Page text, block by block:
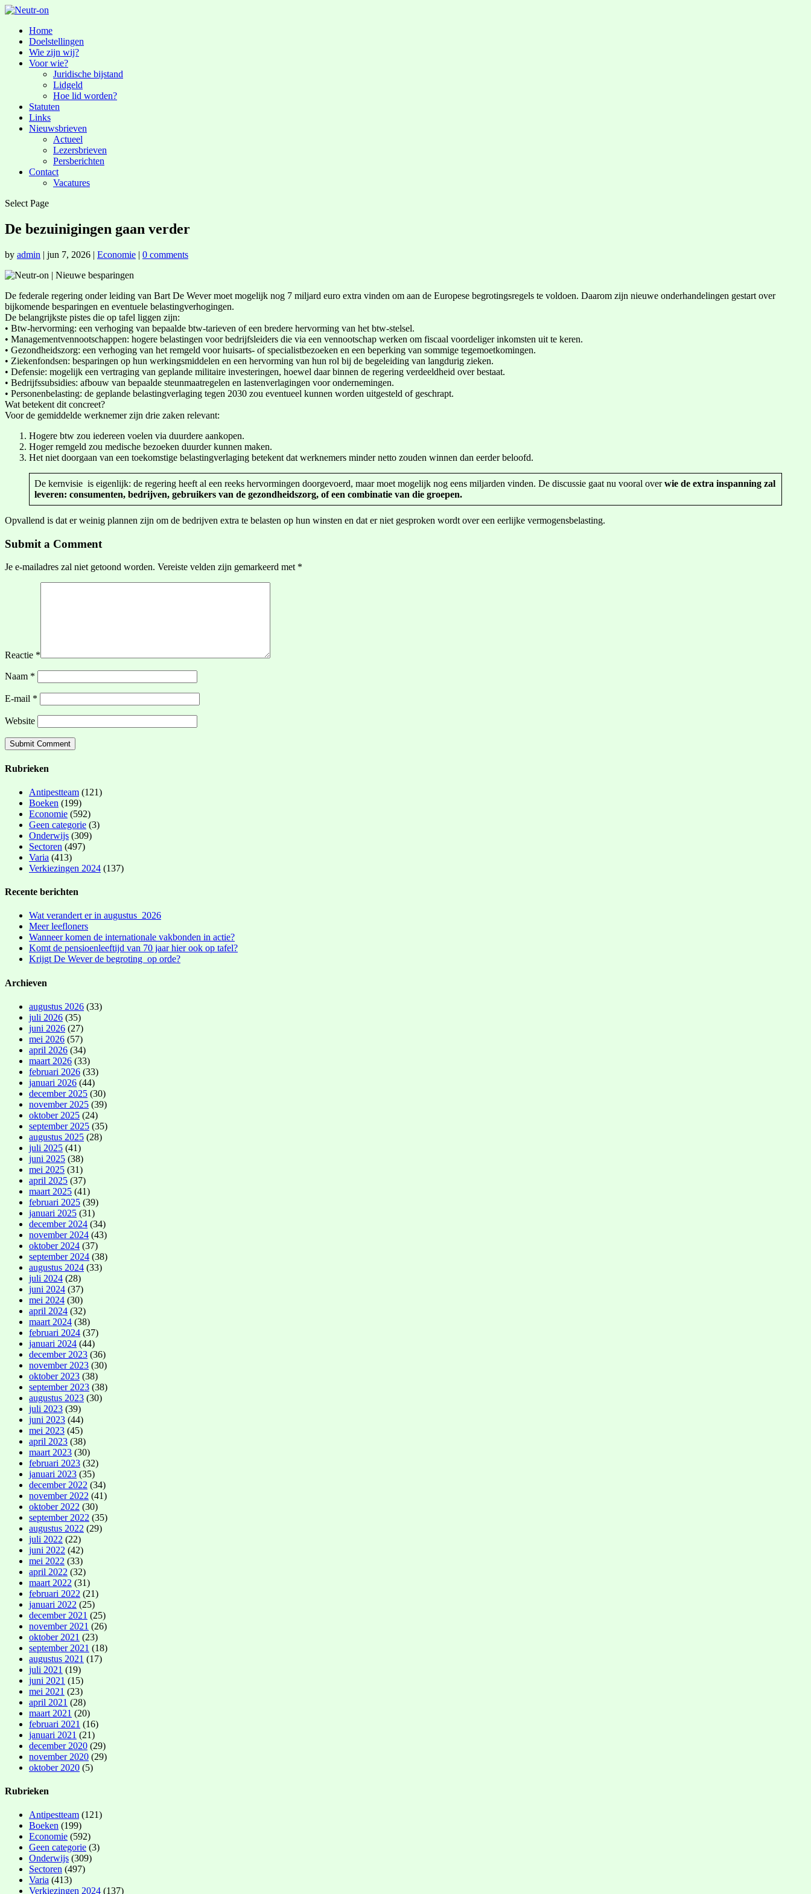
Home
Doelstellingen
Wie zijn wij?
Voor wie?
Juridische bijstand
Lidgeld
Hoe lid worden?
Statuten
Links
Nieuwsbrieven
Actueel
Lezersbrieven
Persberichten
Contact
Vacatures
Select Page
De bezuinigingen gaan verder
by admin | jun 7, 2026 | Economie | 0 comments
De federale regering onder leiding van Bart De Wever moet mogelijk nog 7 miljard euro extra vinden om aan de Europese begrotingsregels te voldoen. Daarom zijn nieuwe onderhandelingen gestart over
bijkomende besparingen en eventuele belastingverhogingen.
De belangrijkste pistes die op tafel liggen zijn:
• Btw-hervorming: een verhoging van bepaalde btw-tarieven of een bredere hervorming van het btw-stelsel.
• Managementvennootschappen: hogere belastingen voor bedrijfsleiders die via een vennootschap werken om fiscaal voordeliger inkomsten uit te keren.
• Gezondheidszorg: een verhoging van het remgeld voor huisarts- of specialistbezoeken en een beperking van sommige tegemoetkomingen.
• Ziekenfondsen: besparingen op hun werkingsmiddelen en een hervorming van hun rol bij de begeleiding van langdurig zieken.
• Defensie: mogelijk een vertraging van geplande militaire investeringen, hoewel daar binnen de regering verdeeldheid over bestaat.
• Bedrijfssubsidies: afbouw van bepaalde steunmaatregelen en lastenverlagingen voor ondernemingen.
• Personenbelasting: de geplande belastingverlaging tegen 2030 zou eventueel kunnen worden uitgesteld of geschrapt.
Wat betekent dit concreet?
Voor de gemiddelde werknemer zijn drie zaken relevant:
Hogere btw zou iedereen voelen via duurdere aankopen.
Hoger remgeld zou medische bezoeken duurder kunnen maken.
Het niet doorgaan van een toekomstige belastingverlaging betekent dat werknemers minder netto zouden winnen dan eerder beloofd.
De kernvisie is eigenlijk: de regering heeft al een reeks hervormingen doorgevoerd, maar moet mogelijk nog eens miljarden vinden. De discussie gaat nu vooral overwie de extra inspanning zal
leveren: consumenten, bedrijven, gebruikers van de gezondheidszorg, of een combinatie van die groepen.
Opvallend is dat er weinig plannen zijn om de bedrijven extra te belasten op hun winsten en dat er niet gesproken wordt over een eerlijke vermogensbelasting.
Submit a Comment
Je e-mailadres zal niet getoond worden. Vereiste velden zijn gemarkeerd met *
Reactie *
Naam *
E-mail *
Website
Rubrieken
Antipestteam (121)
Boeken (199)
Economie (592)
Geen categorie (3)
Onderwijs (309)
Sectoren (497)
Varia (413)
Verkiezingen 2024 (137)
Recente berichten
Wat verandert er in augustus 2026
Meer leefloners
Wanneer komen de internationale vakbonden in actie?
Komt de pensioenleeftijd van 70 jaar hier ook op tafel?
Krijgt De Wever de begroting op orde?
Archieven
augustus 2026 (33)
juli 2026 (35)
juni 2026 (27)
mei 2026 (57)
april 2026 (34)
maart 2026 (33)
februari 2026 (33)
januari 2026 (44)
december 2025 (30)
november 2025 (39)
oktober 2025 (24)
september 2025 (35)
augustus 2025 (28)
juli 2025 (41)
juni 2025 (38)
mei 2025 (31)
april 2025 (37)
maart 2025 (41)
februari 2025 (39)
januari 2025 (31)
december 2024 (34)
november 2024 (43)
oktober 2024 (37)
september 2024 (38)
augustus 2024 (33)
juli 2024 (28)
juni 2024 (37)
mei 2024 (30)
april 2024 (32)
maart 2024 (38)
februari 2024 (37)
januari 2024 (44)
december 2023 (36)
november 2023 (30)
oktober 2023 (38)
september 2023 (38)
augustus 2023 (30)
juli 2023 (39)
juni 2023 (44)
mei 2023 (45)
april 2023 (38)
maart 2023 (30)
februari 2023 (32)
januari 2023 (35)
december 2022 (34)
november 2022 (41)
oktober 2022 (30)
september 2022 (35)
augustus 2022 (29)
juli 2022 (22)
juni 2022 (42)
mei 2022 (33)
april 2022 (32)
maart 2022 (31)
februari 2022 (21)
januari 2022 (25)
december 2021 (25)
november 2021 (26)
oktober 2021 (23)
september 2021 (18)
augustus 2021 (17)
juli 2021 (19)
juni 2021 (15)
mei 2021 (23)
april 2021 (28)
maart 2021 (20)
februari 2021 (16)
januari 2021 (21)
december 2020 (29)
november 2020 (29)
oktober 2020 (5)
Rubrieken
Antipestteam (121)
Boeken (199)
Economie (592)
Geen categorie (3)
Onderwijs (309)
Sectoren (497)
Varia (413)
Verkiezingen 2024 (137)